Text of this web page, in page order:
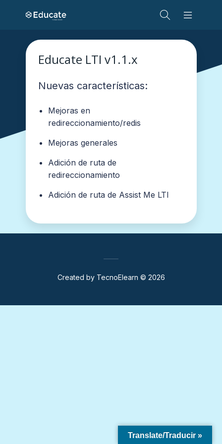
Educate LTI v1.1.x
Nuevas características:
Mejoras en
redireccionamiento/redis
Mejoras generales
Adición de ruta de
redireccionamiento
Adición de ruta de Assist Me LTI
Created by TecnoElearn © 2026
Translate/Traducir »